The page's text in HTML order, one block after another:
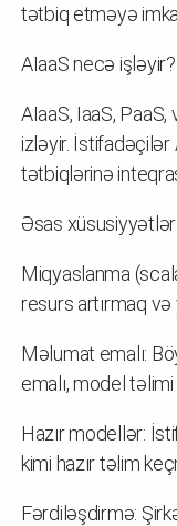
tətbiq etməyə
AIaaS necə işləyir?
AIaaS, IaaS,
izləyir.
tətbiqlərinə
Əsas xüsusiyyətlər:
Miqyaslanma
resurs artırmaq
Məlumat emalı:
emalı, model
Hazır modellər:
kimi hazır təlim
Fərdiləşdirmə: